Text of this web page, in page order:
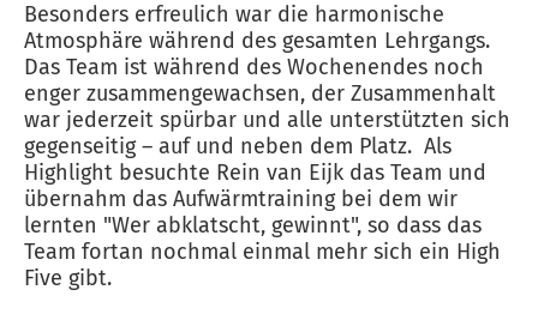
Besonders erfreulich war die harmonische
Atmosphäre während des gesamten Lehrgangs.
Das Team ist während des Wochenendes noch
enger zusammengewachsen, der Zusammenhalt
war jederzeit spürbar und alle unterstützten sich
gegenseitig – auf und neben dem Platz. Als
Highlight besuchte Rein van Eijk das Team und
übernahm das Aufwärmtraining bei dem wir
lernten "Wer abklatscht, gewinnt", so dass das
Team fortan nochmal einmal mehr sich ein High
Five gibt.